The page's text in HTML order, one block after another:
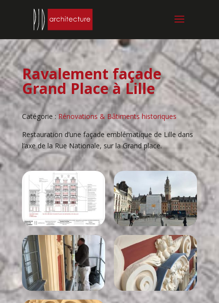
Ravalement façade
Grand Place à Lille
Catégorie :Rénovations & Bâtiments historiques
Restauration d’une façade emblématique de Lille dans
l’axe de la Rue Nationale, sur la Grand place.